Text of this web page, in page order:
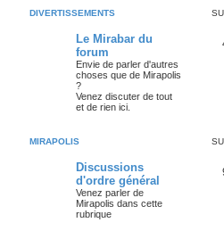
DIVERTISSEMENTS
Le Mirabar du
forum
Envie de parler d'autres
choses que de Mirapolis
?
Venez discuter de tout
et de rien ici.
MIRAPOLIS
Discussions
d'ordre général
Venez parler de
Mirapolis dans cette
rubrique